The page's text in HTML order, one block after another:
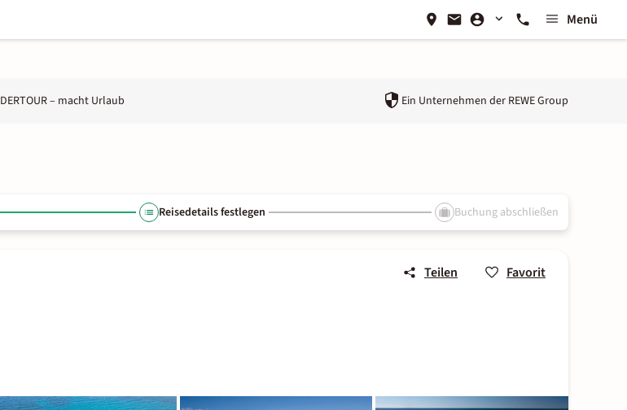
Menü
DERTOUR – macht Urlaub Ein Unternehmen der REWE Group
Reisedetails festlegen Buchung abschließen
Teilen Favorit